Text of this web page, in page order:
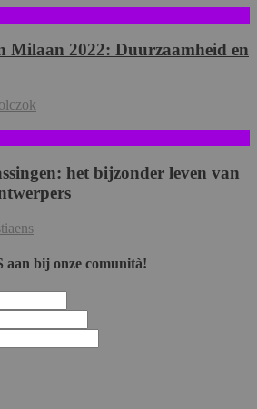
Milaan 2022: Duurzaamheid en
het bijzonder leven van
bij onze comunità!